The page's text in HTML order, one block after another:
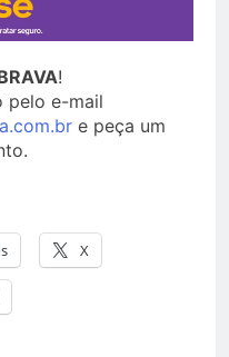
!
pelo e-mail
e peça um
X